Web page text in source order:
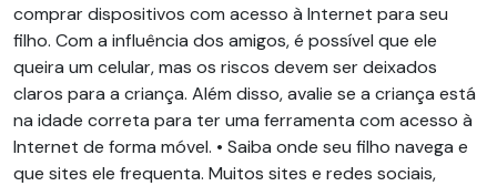
comprar dispositivos com acesso à Internet para seu
filho. Com a influência dos amigos, é possível que ele
queira um celular, mas os riscos devem ser deixados
claros para a criança. Além disso, avalie se a criança está
na idade correta para ter uma ferramenta com acesso à
Internet de forma móvel. • Saiba onde seu filho navega e
que sites ele frequenta. Muitos sites e redes sociais,